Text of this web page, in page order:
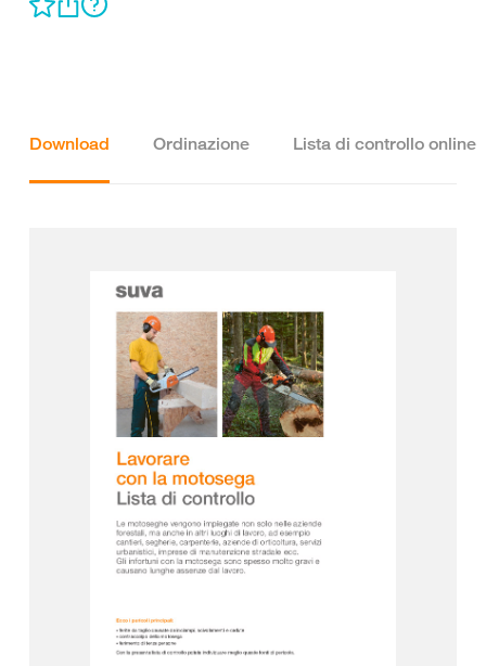
Download Ordinazione Lista di controllo online